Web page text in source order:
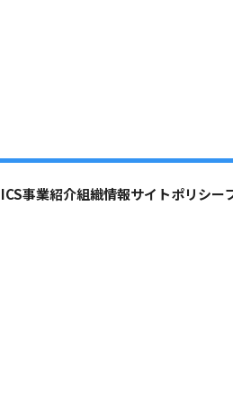
事業紹介組織情報サイトポリシー